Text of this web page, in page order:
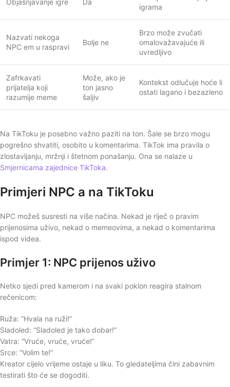
Objašnjavanje igre Da
igrama
Nazvati nekoga
NPC em u raspravi
Bolje ne
Brzo može zvučati
omalovažavajuće ili
uvredljivo
Zafrkavati
prijatelja koji
razumije meme
Može, ako je
ton jasno
šaljiv
Kontekst odlučuje hoće li
ostati lagano i bezazleno
Na TikToku je posebno važno paziti na ton. Šale se brzo mogu
pogrešno shvatiti, osobito u komentarima. TikTok ima pravila o
zlostavljanju, mržnji i štetnom ponašanju. Ona se nalaze u
Smjernicama zajednice TikToka.
Primjeri NPC a na TikToku
NPC možeš susresti na više načina. Nekad je riječ o pravim
prijenosima uživo, nekad o memeovima, a nekad o komentarima
ispod videa.
Primjer 1: NPC prijenos uživo
Netko sjedi pred kamerom i na svaki poklon reagira stalnom
rečenicom:
Ruža: “Hvala na ruži!”
Sladoled: “Sladoled je tako dobar!”
Vatra: “Vruće, vruće, vruće!”
Srce: “Volim te!”
Kreator cijelo vrijeme ostaje u liku. To gledateljima čini zabavnim
testirati što će se dogoditi.